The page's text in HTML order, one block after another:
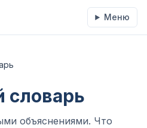
Меню
словарь
объяснениями. Что